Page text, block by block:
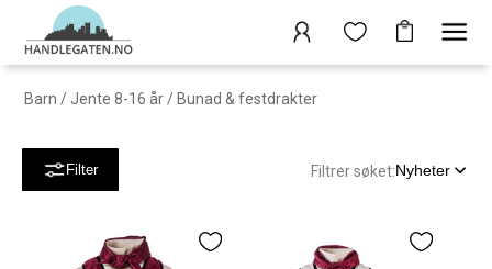
Barn / Jente 8-16 år / Bunad & festdrakter
Filter Filtrer søket:Nyheter